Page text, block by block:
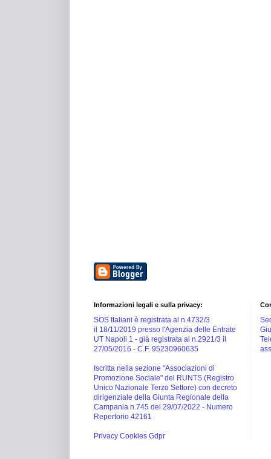
Informazioni legali e sulla privacy:
SOS Italiani è registrata al n.4732/3
il 18/11/2019 presso l'Agenzia delle Entrate
UT Napoli 1 - già registrata al n.2921/3 il
27/05/2016 - C.F. 95230960635
Iscritta nella sezione "Associazioni di
Promozione Sociale" del RUNTS (Registro
Unico Nazionale Terzo Settore) con decreto
dirigenziale della Giunta Regionale della
Campania n.745 del 29/07/2022 - Numero
Repertorio 42161
Privacy Cookies Gdpr